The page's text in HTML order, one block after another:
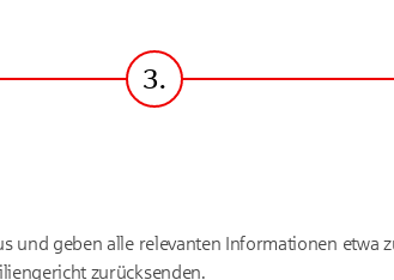
Schritt
3.
und geben alle relevanten Informationen etwa
zurücksenden.